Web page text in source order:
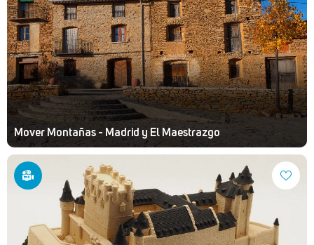
Mover Montañas - Madrid y El Maestrazgo